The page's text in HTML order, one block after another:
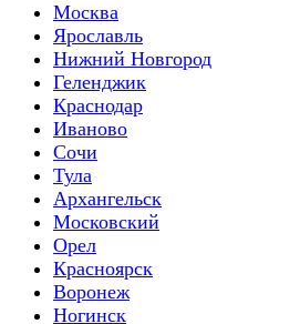
Москва
Ярославль
Нижний Новгород
Геленджик
Краснодар
Иваново
Сочи
Тула
Архангельск
Московский
Орел
Красноярск
Воронеж
Ногинск